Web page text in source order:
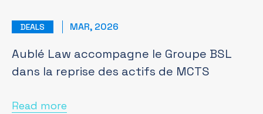
DEALS MAR, 2026
Aublé Law accompagne le Groupe BSL
dans la reprise des actifs de MCTS
Read more